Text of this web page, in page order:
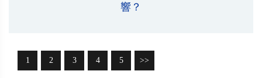
響？
1 2 3 4 5 >>